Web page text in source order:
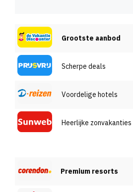
Grootste aanbod
Scherpe deals
Voordelige hotels
Heerlijke zonvakanties
Premium resorts